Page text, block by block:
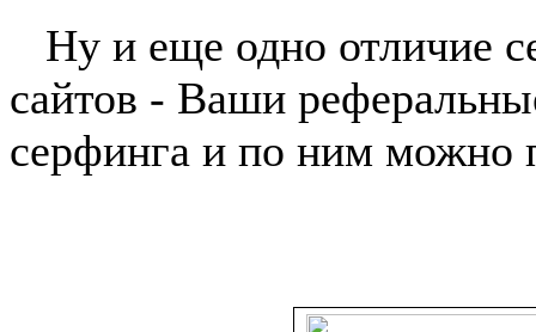
Ну и еще одно отличие
сайтов - Ваши
серфинга и по ним можно